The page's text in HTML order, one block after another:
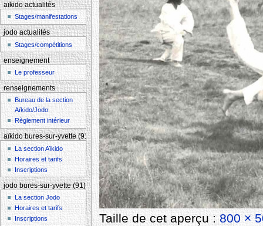
Taille de cet aperçu :800 ×
aïkido actualités
Stages/manifestations
jodo actualités
Stages/compétitions
enseignement
Le professeur
renseignements
Bureau de la section
Aïkido/Jodo
Règlement intérieur
aïkido bures-sur-yvette (91)
La section Aïkido
Horaires et tarifs
Inscriptions
jodo bures-sur-yvette (91)
La section Jodo
Horaires et tarifs
Inscriptions